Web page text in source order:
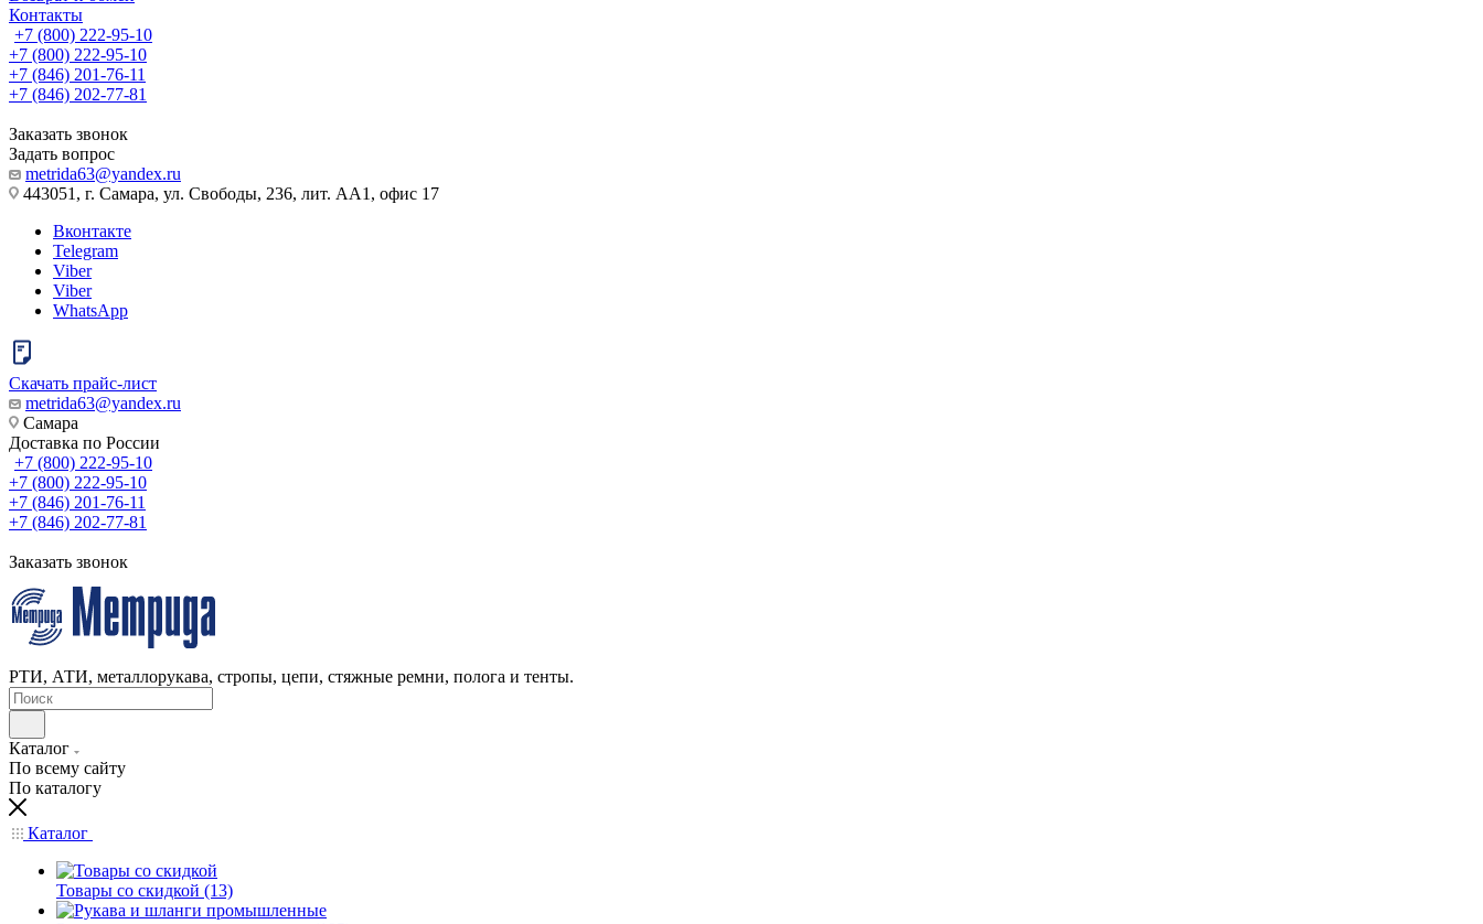
Контакты
+7 (800) 222-95-10
+7 (800) 222-95-10
+7 (846) 201-76-11
+7 (846) 202-77-81
Заказать звонок
Задать вопрос
metrida63@yandex.ru
443051, г. Самара, ул. Свободы, 236, лит. АА1, офис 17
Вконтакте
Telegram
Viber
Viber
WhatsApp
Скачать прайс-лист
metrida63@yandex.ru
Самара
Доставка по России
+7 (800) 222-95-10
+7 (800) 222-95-10
+7 (846) 201-76-11
+7 (846) 202-77-81
Заказать звонок
РТИ, АТИ, металлорукава, стропы, цепи, стяжные ремни, полога и тенты.
Каталог
По всему сайту
По каталогу
Каталог
Товары со скидкой (13)